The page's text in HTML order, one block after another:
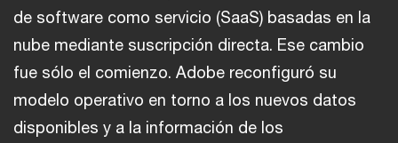
de software como servicio (SaaS) basadas en la
nube mediante suscripción directa. Ese cambio
fue sólo el comienzo. Adobe reconfiguró su
modelo operativo en torno a los nuevos datos
disponibles y a la información de los